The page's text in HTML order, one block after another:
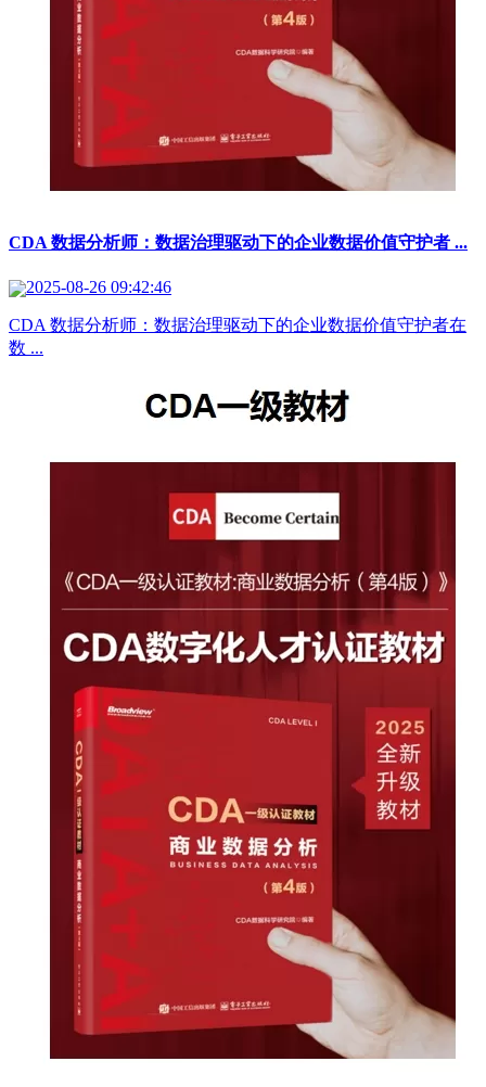
CDA 数据分析师：数据治理驱动下的企业数据价值守护者 ...
2025-08-26 09:42:46
CDA 数据分析师：数据治理驱动下的企业数据价值守护者​ ​ 在
数 ...